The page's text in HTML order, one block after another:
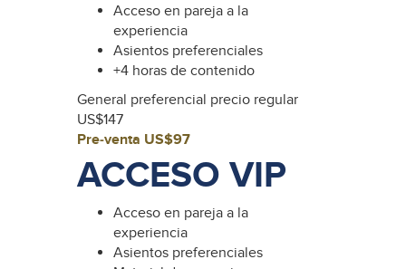
Acceso en pareja a la
experiencia
Asientos preferenciales
+4 horas de contenido
General preferencial precio regular
US$147
Pre-venta US$97
ACCESO VIP
Acceso en pareja a la
experiencia
Asientos preferenciales